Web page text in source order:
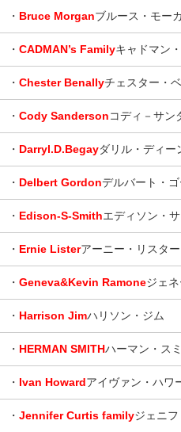
・ Bruce Morganブルース・モー
・ CADMAN’s Familyキャドマン
・ Chester Benallyチェスター・
・ Cody Sandersonコディ－サン
・ Darryl.D.Begayダリル・ディー
・ Delbert Gordonデルバート・
・ Edison-S-Smithエディソン・
・ Ernie Listerアーニー・リスター
・ Geneva&Kevin Ramoneジェ
・ Harrison Jimハリソン・ジム
・ HERMAN SMITHハーマン・ス
・ Ivan Howardアイヴァン・ハワ
・ Jennifer Curtis familyジェニ